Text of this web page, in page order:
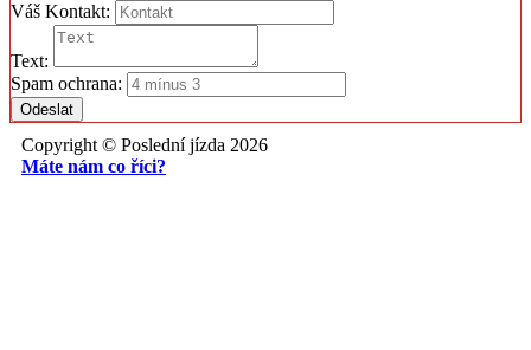
Váš Kontakt:
Text:
Spam ochrana:
Odeslat
Copyright © Poslední jízda 2026
Máte nám co říci?